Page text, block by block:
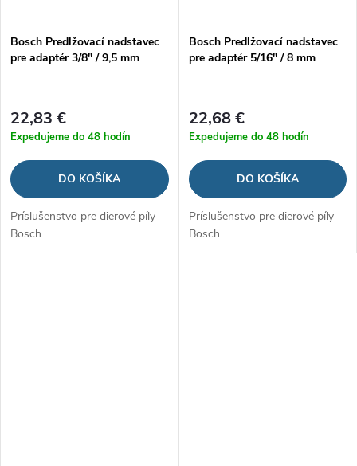
Bosch Predlžovací nadstavec
pre adaptér 3/8" / 9,5 mm
22,83 €
Expedujeme do 48 hodín
DO KOŠÍKA
Príslušenstvo pre dierové píly
Bosch.
Bosch Predlžovací nadstavec
pre adaptér 5/16" / 8 mm
22,68 €
Expedujeme do 48 hodín
DO KOŠÍKA
Príslušenstvo pre dierové píly
Bosch.